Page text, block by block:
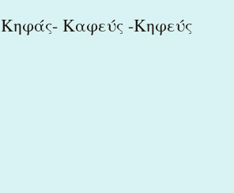
Κηφάς- Καφεύς -Κηφεύς